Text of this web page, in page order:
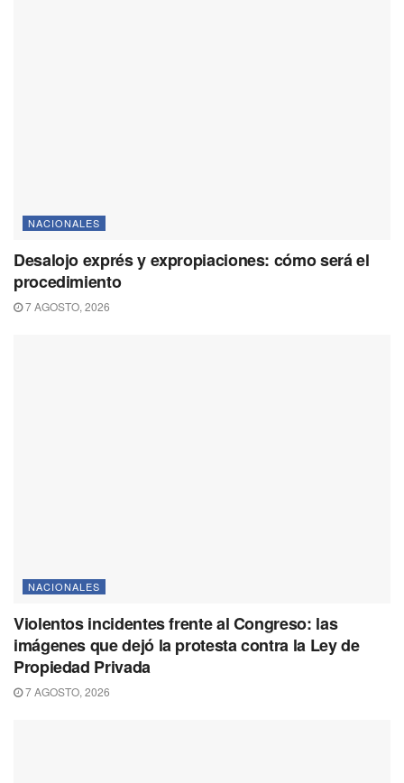
NACIONALES
Desalojo exprés y expropiaciones: cómo será el
procedimiento
7 AGOSTO, 2026
NACIONALES
Violentos incidentes frente al Congreso: las
imágenes que dejó la protesta contra la Ley de
Propiedad Privada
7 AGOSTO, 2026